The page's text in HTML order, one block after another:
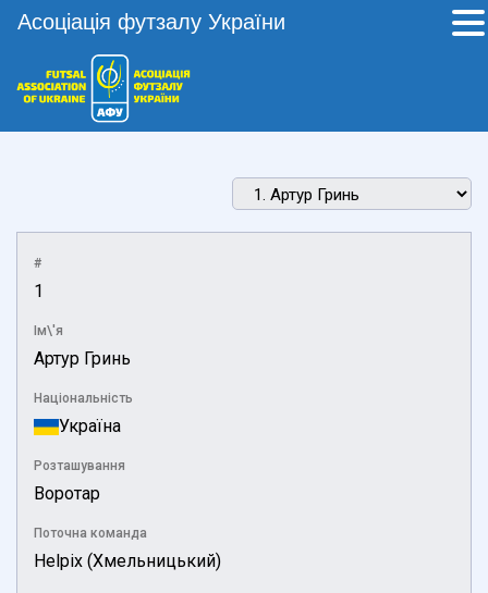
#
1
Ім\'я
Артур Гринь
Національність
Україна
Розташування
Воротар
Поточна команда
Helpix (Хмельницький)
Асоціація футзалу України